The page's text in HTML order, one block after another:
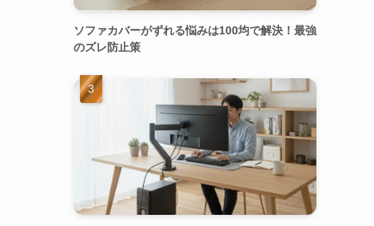
ソファカバーがずれる悩みは100均で解決！最強
のズレ防止策